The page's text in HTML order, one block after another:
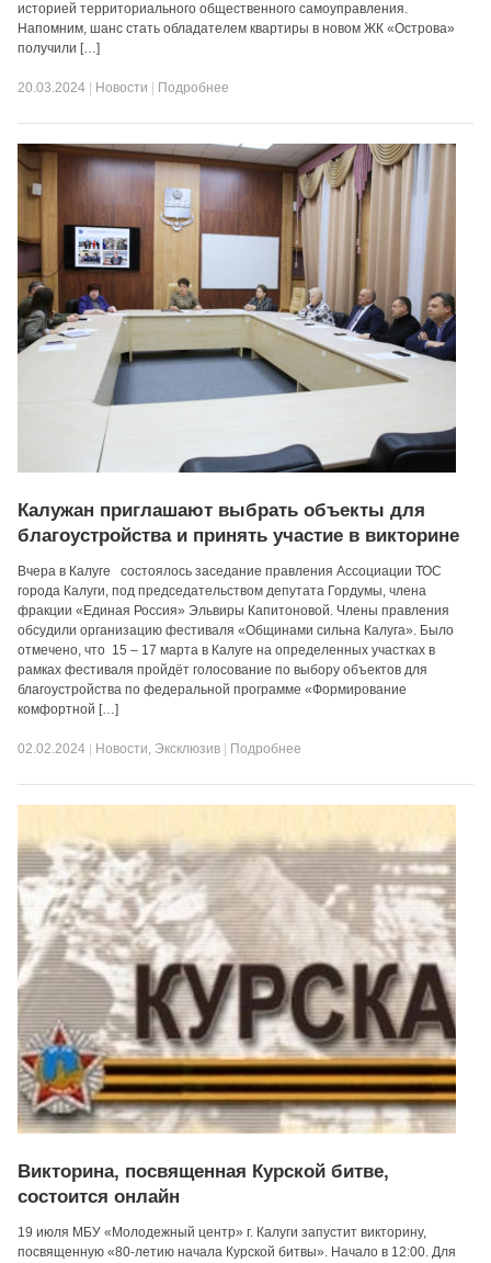
историей территориального общественного самоуправления.
Напомним, шанс стать обладателем квартиры в новом ЖК «Острова»
получили […]
20.03.2024 Новости Подробнее
Калужан приглашают выбрать объекты для
благоустройства и принять участие в викторине
Вчера в Калуге состоялось заседание правления Ассоциации ТОС
города Калуги, под председательством депутата Гордумы, члена
фракции «Единая Россия» Эльвиры Капитоновой. Члены правления
обсудили организацию фестиваля «Общинами сильна Калуга». Было
отмечено, что 15 – 17 марта в Калуге на определенных участках в
рамках фестиваля пройдёт голосование по выбору объектов для
благоустройства по федеральной программе «Формирование
комфортной […]
02.02.2024 Новости, Эксклюзив Подробнее
Викторина, посвященная Курской битве,
состоится онлайн
19 июля МБУ «Молодежный центр» г. Калуги запустит викторину,
посвященную «80-летию начала Курской битвы». Начало в 12:00. Для